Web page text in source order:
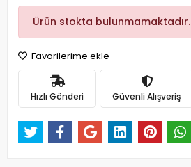
Ürün stokta bulunmamaktadır.
Favorilerime ekle
Hızlı Gönderi Güvenli Alışveriş